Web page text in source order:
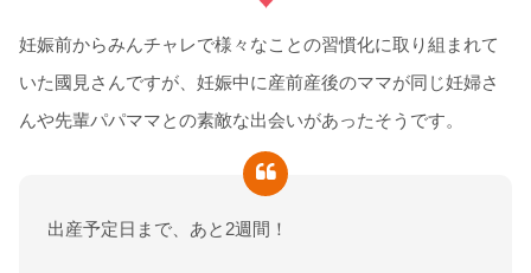
妊娠前からみんチャレで様々なことの習慣化に取り組まれて
いた國見さんですが、妊娠中に産前産後のママが同じ妊婦さ
んや先輩パパママとの素敵な出会いがあったそうです。
出産予定日まで、あと2週間！